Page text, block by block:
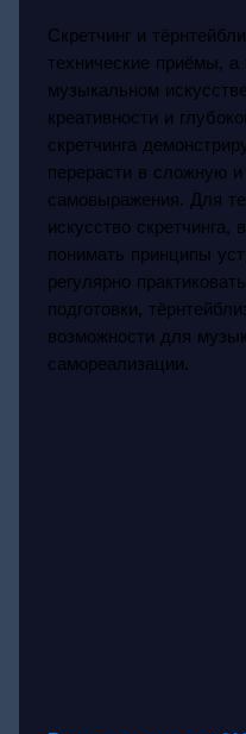
Скретчинг и
технические приёмы,
музыкальном
креативности и
скретчинга
перерасти в сложную
самовыражения. Для
искусство скретчинга,
понимать принципы
регулярно
подготовки,
возможности для
самореализации.